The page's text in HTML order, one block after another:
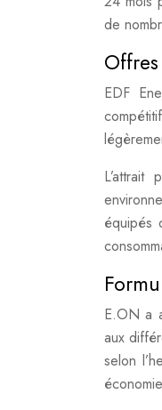
de
EDF
équipés
E.ON a
aux
selon